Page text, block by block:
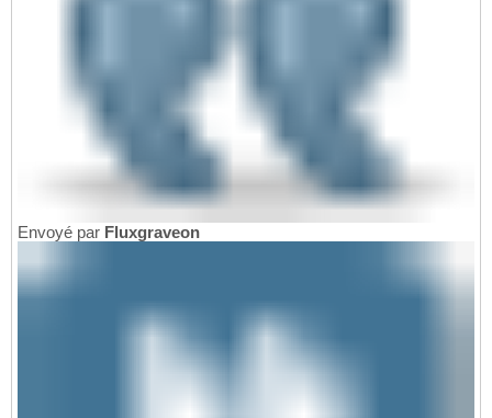
Envoyé par Fluxgraveon